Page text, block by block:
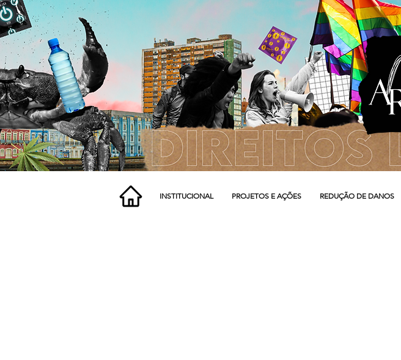
INSTITUCIONAL PROJETOS E AÇÕES REDUÇÃO DE DANOS